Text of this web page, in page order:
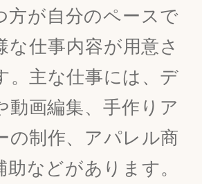
方が自分のペースで
な仕事内容が用意さ
。主な仕事には、デ
動画編集、手作りア
の制作、アパレル商
などがあります。